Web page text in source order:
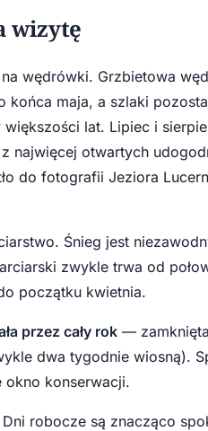
wizytę
na wędrówki. Grzbietowa
końca maja, a szlaki
lat. Lipiec i
najwięcej otwartych
do fotografii Jeziora
Śnieg jest
zwykle trwa od
początku kwietnia.
przez cały rok —
dwa tygodnie wiosną).
okno konserwacji.
Dni robocze są znacząco